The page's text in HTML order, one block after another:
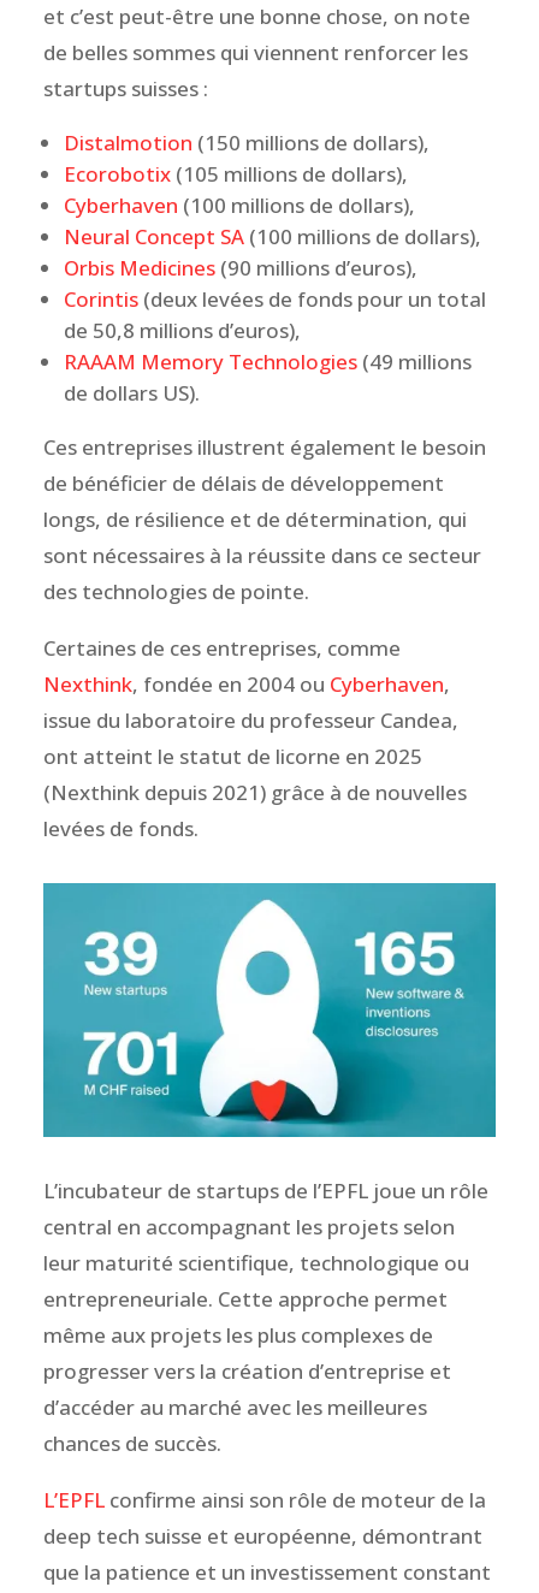
et c’est peut-être une bonne chose, on note
de belles sommes qui viennent renforcer les
startups suisses :
Distalmotion (150 millions de dollars),
Ecorobotix(105 millions de dollars),
Cyberhaven (100 millions de dollars),
Neural Concept SA(100 millions de dollars),
Orbis Medicines(90 millions d’euros),
Corintis(deux levées de fonds pour un total
de 50,8 millions d’euros),
RAAAM Memory Technologies(49 millions
de dollars US).
Ces entreprises illustrent également le besoin
de bénéficier de délais de développement
longs, de résilience et de détermination, qui
sont nécessaires à la réussite dans ce secteur
des technologies de pointe.
Certaines de ces entreprises, comme
Nexthink, fondée en 2004 ou Cyberhaven,
issue du laboratoire du professeur Candea,
ont atteint le statut de licorne en 2025
(Nexthink depuis 2021) grâce à de nouvelles
levées de fonds.
L’incubateur de startups de l’EPFL joue un rôle
central en accompagnant les projets selon
leur maturité scientifique, technologique ou
entrepreneuriale. Cette approche permet
même aux projets les plus complexes de
progresser vers la création d’entreprise et
d’accéder au marché avec les meilleures
chances de succès.
L’EPFLconfirme ainsi son rôle de moteur de la
deep tech suisse et européenne, démontrant
que la patience et un investissement constant